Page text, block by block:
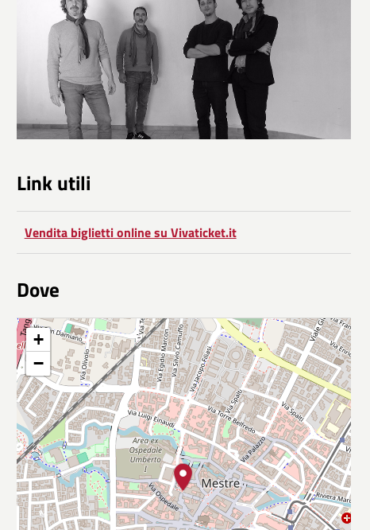
Link utili
Vendita biglietti online su Vivaticket.it
Dove
+
−